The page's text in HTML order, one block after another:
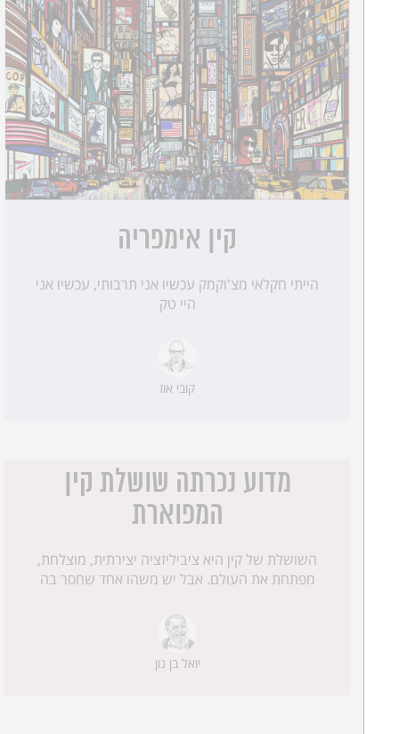
קין אימפריה
הייתי חקלאי מצ'וקמק עכשיו אני תרבותי, עכשיו אני
היי טק
קובי אוז
מדוע נכרתה שושלת קין
המפוארת
השושלת של קין היא ציביליזציה יצירתית, מוצלחת,
מפתחת את העולם. אבל יש משהו אחד שחסר בה
יואל בן נון